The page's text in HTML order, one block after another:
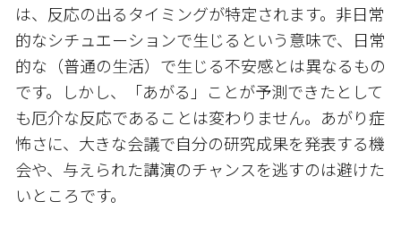
は、反応の出るタイミングが特定されます。非日常
的なシチュエーションで生じるという意味で、日常
的な（普通の生活）で生じる不安感とは異なるもの
です。しかし、「あがる」ことが予測できたとして
も厄介な反応であることは変わりません。あがり症
怖さに、大きな会議で自分の研究成果を発表する機
会や、与えられた講演のチャンスを逃すのは避けた
いところです。